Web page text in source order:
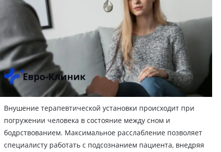
Внушение терапевтической установки происходит при
погружении человека в состояние между сном и
бодрствованием. Максимальное расслабление позволяет
специалисту работать с подсознанием пациента, внедряя